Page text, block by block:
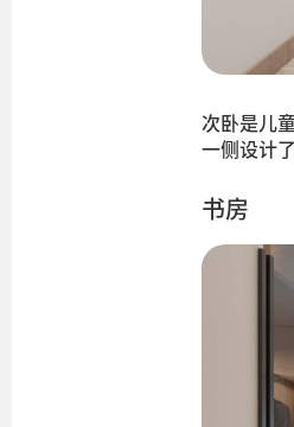
次卧是儿
一侧设计
书房